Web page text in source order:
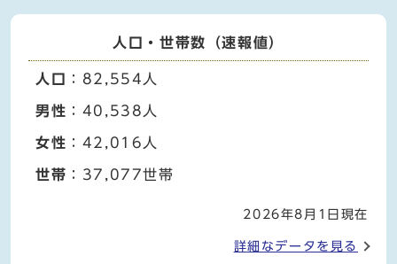
人口・世帯数（速報値）
人口 ：82,554人
男性 ：40,538人
女性 ：42,016人
世帯 ：37,077世帯
2026年8月1日現在
詳細なデータを見る